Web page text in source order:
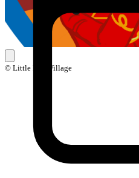
© Little Ball Village